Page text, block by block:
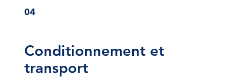
04
Conditionnement et
transport